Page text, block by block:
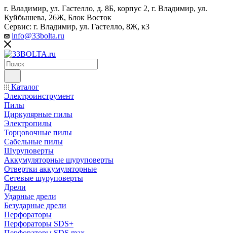
г. Владимир, ул. Гастелло, д. 8Б, корпус 2, г. Владимир, ул. ​
Куйбышева, 26Ж, Блок Восток
Сервис: г. Владимир, ул. Гастелло, 8Ж, к3
info@33bolta.ru
Каталог
Электроинструмент
Пилы
Циркулярные пилы
Электропилы
Торцовочные пилы
Сабельные пилы
Шуруповерты
Аккумуляторные шуруповерты
Отвертки аккумуляторные
Сетевые шуруповерты
Дрели
Ударные дрели
Безударные дрели
Перфораторы
Перфораторы SDS+